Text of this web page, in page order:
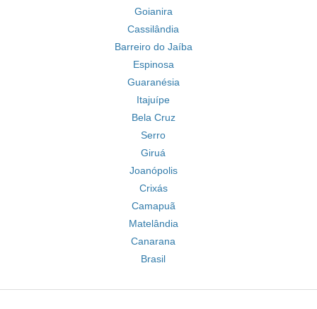
Goianira
Cassilândia
Barreiro do Jaíba
Espinosa
Guaranésia
Itajuípe
Bela Cruz
Serro
Giruá
Joanópolis
Crixás
Camapuã
Matelândia
Canarana
Brasil